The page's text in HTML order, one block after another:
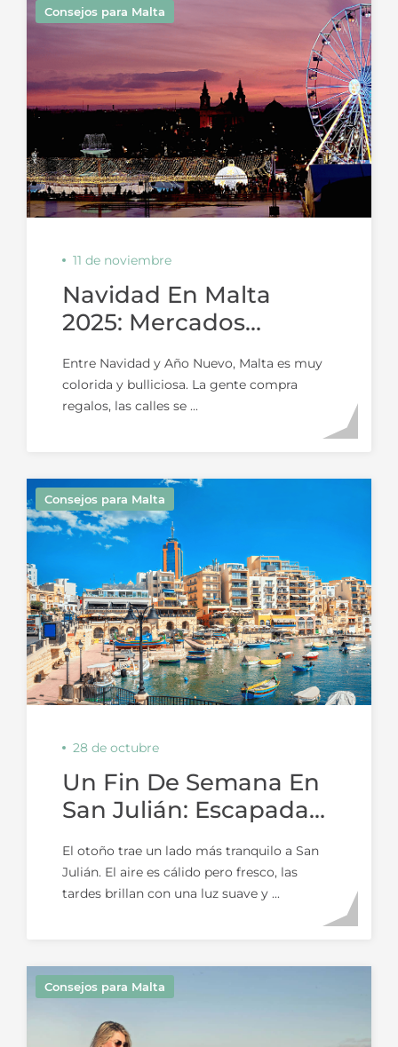
Consejos para Malta
11 de noviembre
Navidad En Malta
2025: Mercados
Fiestas
Entre Navidad y Año Nuevo, Malta es muy
colorida y bulliciosa. La gente compra
regalos, las calles se ...
Consejos para Malta
28 de octubre
Un Fin De Semana En
San Julián: Escapadas
Otoñal
El otoño trae un lado más tranquilo a San
Julián. El aire es cálido pero fresco, las
tardes brillan con una luz suave y ...
Consejos para Malta